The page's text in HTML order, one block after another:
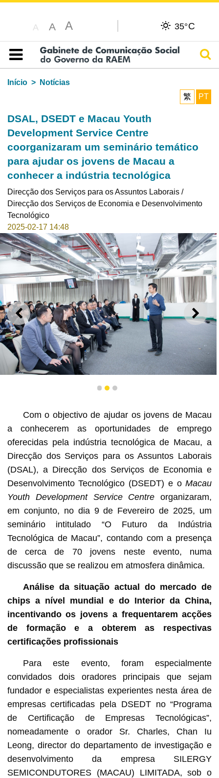
A A A 35°C
Índice
Início
Notícias
繁
PT
DSAL, DSEDT e Macau Youth
Development Service Centre
coorganizaram um seminário temático
para ajudar os jovens de Macau a
conhecer a indústria tecnológica
Direcção dos Serviços para os Assuntos Laborais /
Direcção dos Serviços de Economia e Desenvolvimento
Tecnológico
2025-02-17 14:48
ANTERIOR
Sessão de interacção “Perguntas e respostas”
1 2 3
Com o objectivo de ajudar os jovens de Macau
a conhecerem as oportunidades de emprego
oferecidas pela indústria tecnológica de Macau, a
Direcção dos Serviços para os Assuntos Laborais
(DSAL), a Direcção dos Serviços de Economia e
Desenvolvimento Tecnológico (DSEDT) e oMacau
Youth Development Service Centre organizaram,
em conjunto, no dia 9 de Fevereiro de 2025, um
seminário intitulado “O Futuro da Indústria
Tecnológica de Macau”, contando com a presença
de cerca de 70 jovens neste evento, numa
discussão que se realizou em atmosfera dinâmica.
Análise da situação actual do mercado de
chips a nível mundial e do Interior da China,
incentivando os jovens a frequentarem acções
de formação e a obterem as respectivas
certificações profissionais
Para este evento, foram especialmente
convidados dois oradores principais que sejam
fundador e especialistas experientes nesta área de
empresas certificadas pela DSEDT no “Programa
de Certificação de Empresas Tecnológicas”,
nomeadamente o orador Sr. Charles, Chan Iu
Leong, director do departamento de investigação e
desenvolvimento da empresa SILERGY
SEMICONDUTORES (MACAU) LIMITADA, sob o